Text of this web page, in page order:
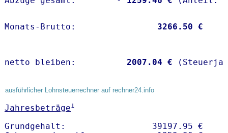
Monats-Brutto: 3266.50 €
netto bleiben: 2007.04 €
ausführlicher Lohnsteuerrechner auf rechner24.info
Jahresbeträge1
Grundgehalt:                 39197.95 €